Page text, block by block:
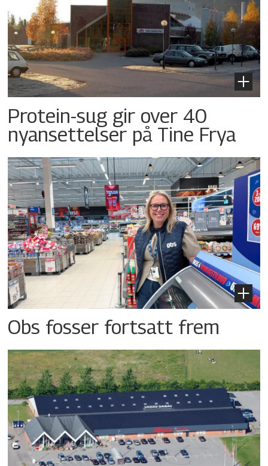
Protein-sug gir over 40
nyansettelser på Tine Frya
Obs fosser fortsatt frem